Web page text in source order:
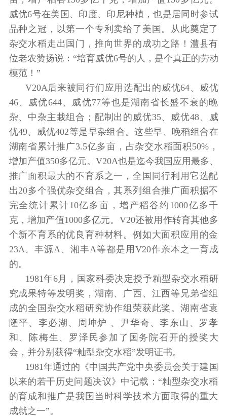
威优6号在美国、印度、印尼种植，也是居同时参试
品种之冠，以第一个专利卖给了美国。从此奠定了
杂交水稻走出国门，推向世界的成功之路！澧县有
位老农赞扬说：“培育威优6号的人，是个真正的劳动
模范！”
V20A后来被同行们应用选配出的威优64、威优
46、威优644、威优77等也是湖南省长盛不衰的晚
杂、中杂主栽组合；配制出的威优35、威优48、威
优49、威优402等是早杂组合。这些早、晚稻组合在
湖南省累计推广3.5亿多亩，占杂交水稻面积50%，
增加产值350多亿元。V20A也是迄今我国应用最多、
推广面积最大的不育系之一，全国同行利用它选配
出20多个强优杂交组合，其系列组合推广面积据不
完全统计累计10亿多亩，增产稻谷约1000亿多千
克，增加产值1000多亿元。V20还被用作转育其他多
个新不育系的优良育种材料。例如大面积应用的金
23A、丰源A、湘丰A等都是用V20作亲本之一育成
的。
1981年6月，国家科委决定授予籼型杂交水稻研
究成果特等发明奖，湖南、广西、江西等兄弟省组
成的全国杂交水稻研究协作组荣获此奖。湖南省袁
隆平、李必湖、周坤炉 、尹华奇、李东山、罗孝
和、陈梅生、罗泽民参加了国务院召开的授奖大
会，并分别获得“籼型杂交水稻”发明证书。
1981年通过的《中国共产党中央委员会关于建国
以来的若干历史问题决议》中记载：“籼型杂交水稻
的育成和推广是我国当时科学技术方面取得的重大
成就之一”。